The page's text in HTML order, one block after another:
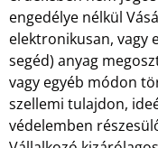
engedélye nélkül
elektronikusan, vagy
segéd) anyag
vagy egyéb módon
szellemi tulajdon,
védelemben